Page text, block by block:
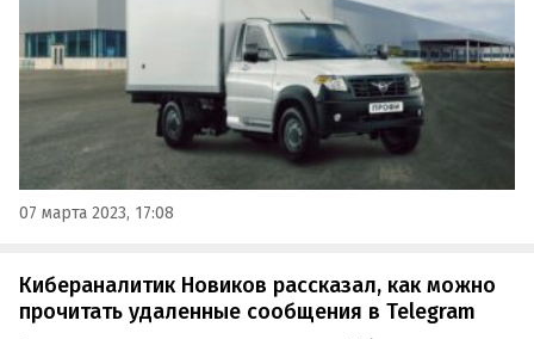
07 марта 2023, 17:08
Кибераналитик Новиков рассказал, как можно
прочитать удаленные сообщения в Telegram